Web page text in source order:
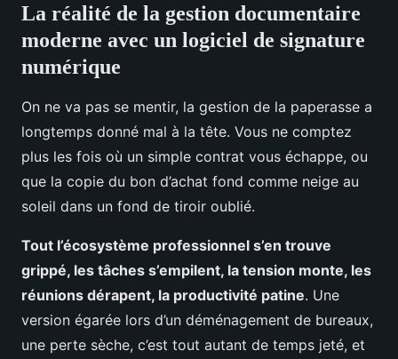
La réalité de la gestion documentaire
moderne avec un logiciel de signature
numérique
On ne va pas se mentir, la gestion de la paperasse a
longtemps donné mal à la tête. Vous ne comptez
plus les fois où un simple contrat vous échappe, ou
que la copie du bon d’achat fond comme neige au
soleil dans un fond de tiroir oublié.
Tout l’écosystème professionnel s’en trouve
grippé, les tâches s’empilent, la tension monte, les
réunions dérapent, la productivité patine. Une
version égarée lors d’un déménagement de bureaux,
une perte sèche, c’est tout autant de temps jeté, et